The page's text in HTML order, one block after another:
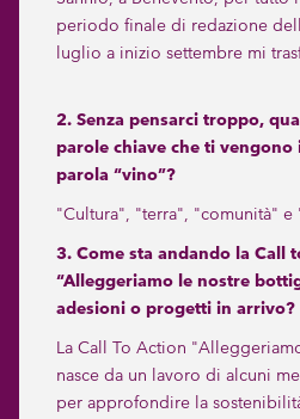
periodo finale di redazione
luglio a inizio settembre mi
2. Senza pensarci troppo,
parole chiave che ti vengono
parola “vino”?
"Cultura", "terra", "comunità" e
3. Come sta andando la Call
“Alleggeriamo le nostre
adesioni o progetti in arrivo?
La Call To Action
nasce da un lavoro di alcuni
per approfondire la